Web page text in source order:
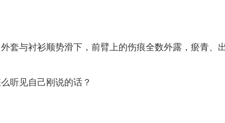
套与衬衫顺势滑下，前臂上的伤痕全数外露，瘀青、
听见自己刚说的话？